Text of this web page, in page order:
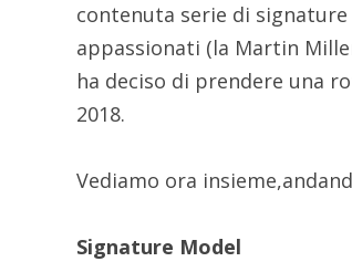
contenuta serie di
appassionati (la Martin
ha deciso di prendere una
2018.
Vediamo ora
Signature Model